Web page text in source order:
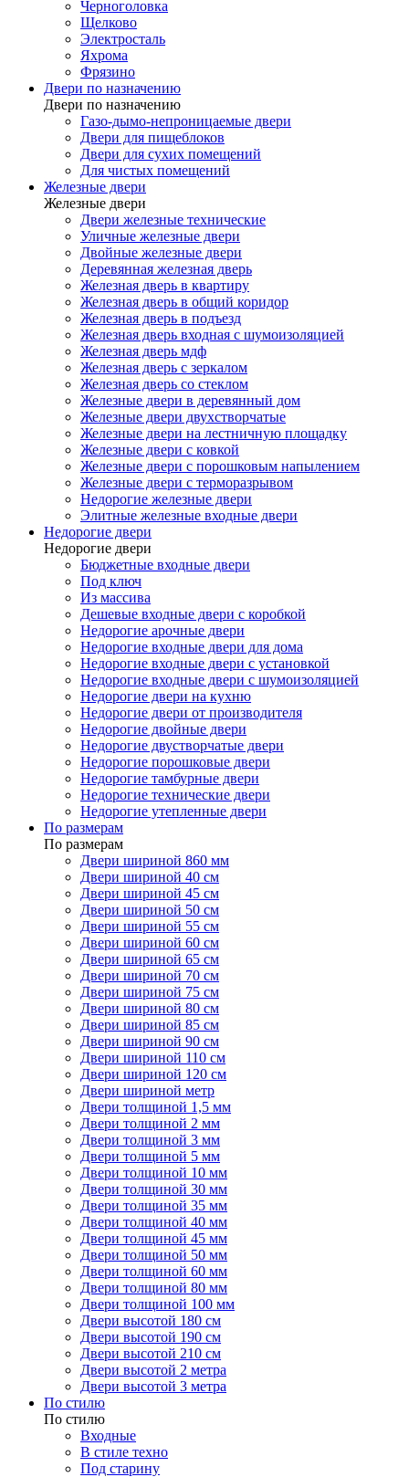
Черноголовка
Щелково
Электросталь
Яхрома
Фрязино
Двери по назначению
Двери по назначению
Газо-дымо-непроницаемые двери
Двери для пищеблоков
Двери для сухих помещений
Для чистых помещений
Железные двери
Железные двери
Двери железные технические
Уличные железные двери
Двойные железные двери
Деревянная железная дверь
Железная дверь в квартиру
Железная дверь в общий коридор
Железная дверь в подъезд
Железная дверь входная с шумоизоляцией
Железная дверь мдф
Железная дверь с зеркалом
Железная дверь со стеклом
Железные двери в деревянный дом
Железные двери двухстворчатые
Железные двери на лестничную площадку
Железные двери с ковкой
Железные двери с порошковым напылением
Железные двери с терморазрывом
Недорогие железные двери
Элитные железные входные двери
Недорогие двери
Недорогие двери
Бюджетные входные двери
Под ключ
Из массива
Дешевые входные двери с коробкой
Недорогие арочные двери
Недорогие входные двери для дома
Недорогие входные двери с установкой
Недорогие входные двери с шумоизоляцией
Недорогие двери на кухню
Недорогие двери от производителя
Недорогие двойные двери
Недорогие двустворчатые двери
Недорогие порошковые двери
Недорогие тамбурные двери
Недорогие технические двери
Недорогие утепленные двери
По размерам
По размерам
Двери шириной 860 мм
Двери шириной 40 см
Двери шириной 45 см
Двери шириной 50 см
Двери шириной 55 см
Двери шириной 60 см
Двери шириной 65 см
Двери шириной 70 см
Двери шириной 75 см
Двери шириной 80 см
Двери шириной 85 см
Двери шириной 90 см
Двери шириной 110 см
Двери шириной 120 см
Двери шириной метр
Двери толщиной 1,5 мм
Двери толщиной 2 мм
Двери толщиной 3 мм
Двери толщиной 5 мм
Двери толщиной 10 мм
Двери толщиной 30 мм
Двери толщиной 35 мм
Двери толщиной 40 мм
Двери толщиной 45 мм
Двери толщиной 50 мм
Двери толщиной 60 мм
Двери толщиной 80 мм
Двери толщиной 100 мм
Двери высотой 180 см
Двери высотой 190 см
Двери высотой 210 см
Двери высотой 2 метра
Двери высотой 3 метра
По стилю
По стилю
Входные
В стиле техно
Под старину